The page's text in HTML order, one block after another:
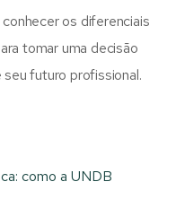
os diferenciais
tomar uma decisão
futuro profissional.
como a UNDB